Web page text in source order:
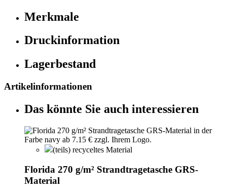
Merkmale
Druckinformation
Lagerbestand
Artikelinformationen
Das könnte Sie auch interessieren
(teils) recyceltes Material
Florida 270 g/m² Strandtragetasche GRS-
Material